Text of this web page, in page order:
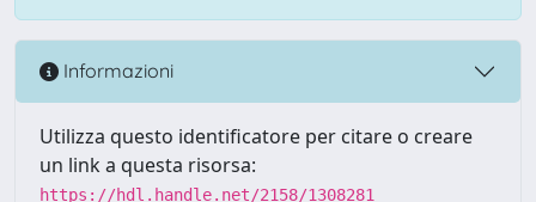
Informazioni
Utilizza questo identificatore per citare o creare
un link a questa risorsa:
https://hdl.handle.net/2158/1308281